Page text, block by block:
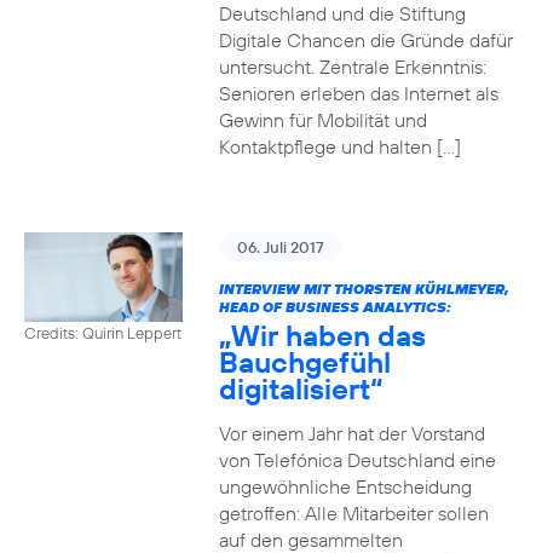
Deutschland und die Stiftung
Digitale Chancen die Gründe dafür
untersucht. Zentrale Erkenntnis:
Senioren erleben das Internet als
Gewinn für Mobilität und
Kontaktpflege und halten […]
Credits: Quirin Leppert
06. Juli 2017
INTERVIEW MIT THORSTEN KÜHLMEYER,
HEAD OF BUSINESS ANALYTICS:
„Wir haben das
Bauchgefühl
digitalisiert“
Vor einem Jahr hat der Vorstand
von Telefónica Deutschland eine
ungewöhnliche Entscheidung
getroffen: Alle Mitarbeiter sollen
auf den gesammelten